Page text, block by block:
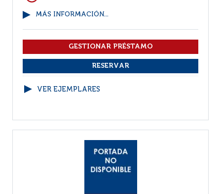
MÁS INFORMACIÓN...
VER EJEMPLARES